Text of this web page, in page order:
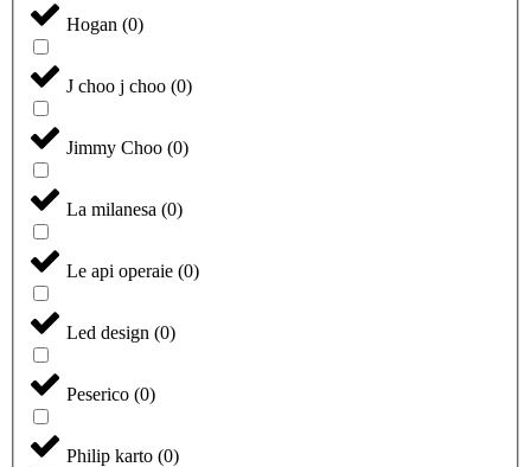
Hogan (0)
J choo j choo (0)
Jimmy Choo (0)
La milanesa (0)
Le api operaie (0)
Led design (0)
Peserico (0)
Philip karto (0)